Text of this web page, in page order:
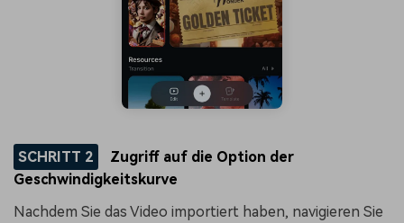
SCHRITT 2
Zugriff auf die Option der
Geschwindigkeitskurve
Nachdem Sie das Video importiert haben, navigieren Sie